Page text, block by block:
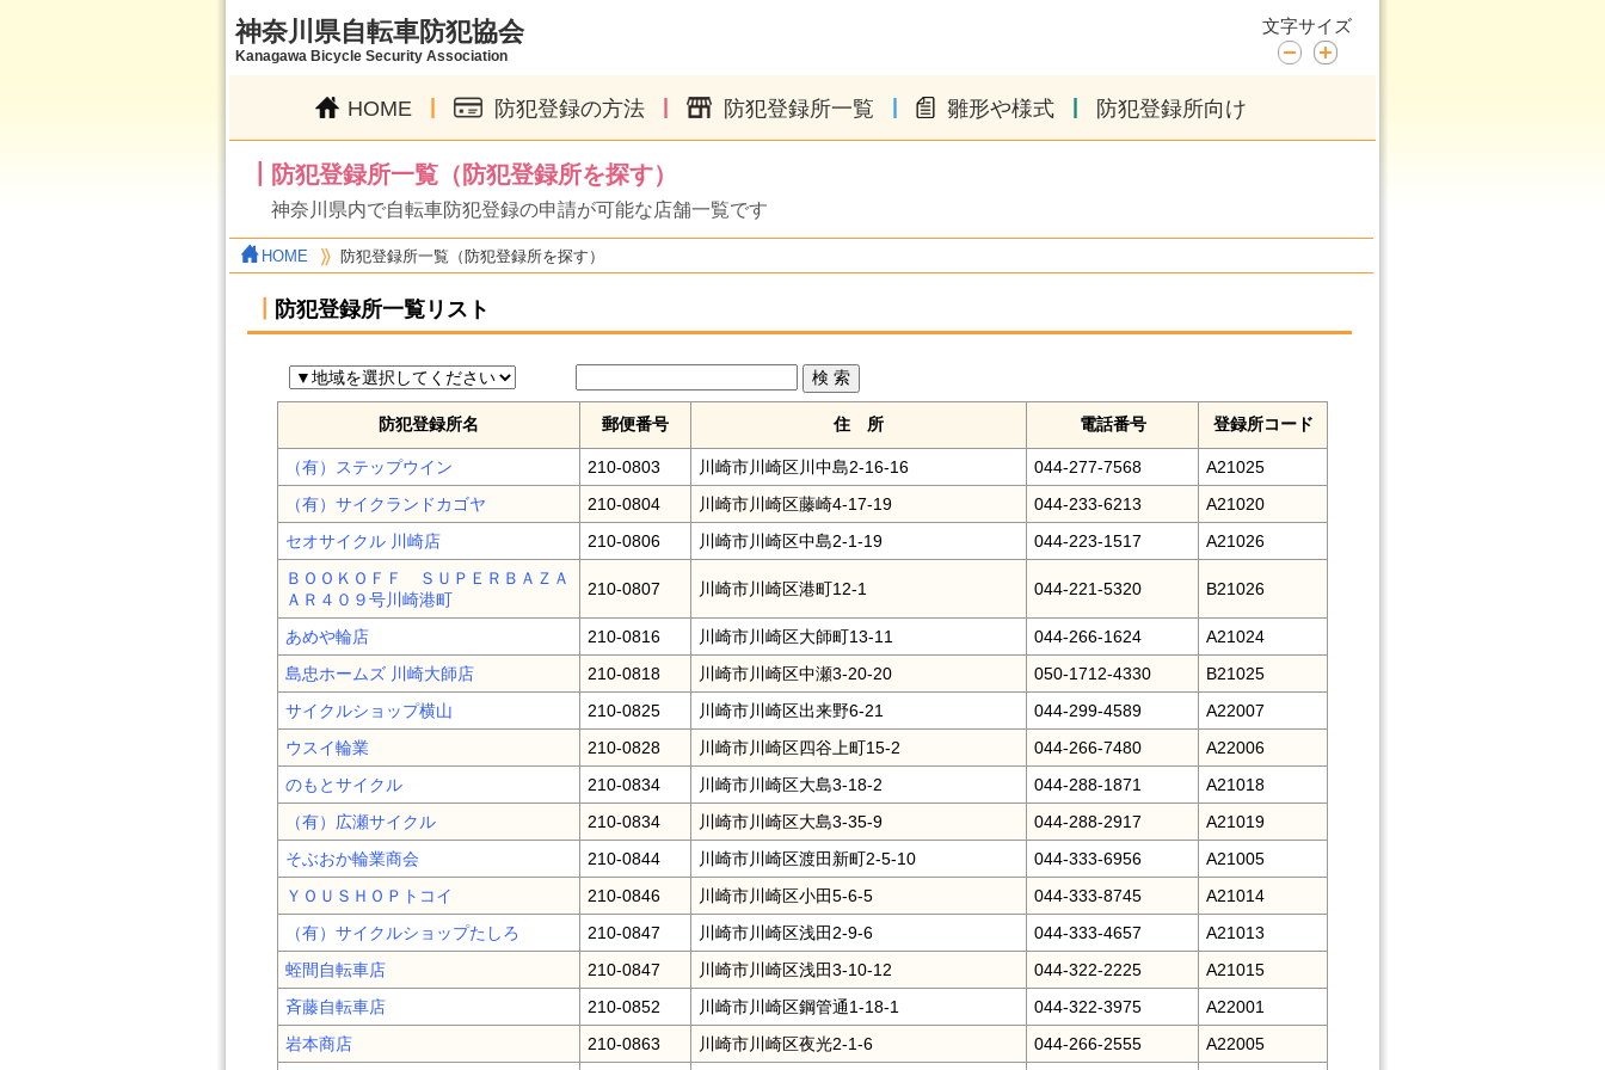
神奈川県自転車防犯協会
Kanagawa Bicycle Security Association
文字サイズ
HOME 防犯登録の方法 防犯登録所一覧 雛形や様式 防犯登録所向け
┃防犯登録所一覧（防犯登録所を探す）
神奈川県内で自転車防犯登録の申請が可能な店舗一覧です
HOME 防犯登録所一覧（防犯登録所を探す）
防犯登録所一覧リスト
検 索
防犯登録所名 郵便番号 住 所 電話番号 登録所コード
（有）ステップウイン 210-0803 川崎市川崎区川中島2-16-16 044-277-7568
A21025
（有）サイクランドカゴヤ
210-0804 川崎市川崎区藤崎4-17-19 044-233-6213
A21020
セオサイクル 川崎店
210-0806 川崎市川崎区中島2-1-19 044-223-1517
A21026
ＢＯＯＫＯＦＦ ＳＵＰＥＲＢＡＺＡ
ＡＲ４０９号川崎港町
210-0807 川崎市川崎区港町12-1 044-221-5320 B21026
あめや輪店 210-0816 川崎市川崎区大師町13-11 044-266-1624
A21024
島忠ホームズ 川崎大師店
210-0818 川崎市川崎区中瀬3-20-20 050-1712-4330
B21025
サイクルショップ横山
210-0825 川崎市川崎区出来野6-21 044-299-4589
A22007
ウスイ輪業
210-0828 川崎市川崎区四谷上町15-2 044-266-7480
A22006
のもとサイクル
210-0834 川崎市川崎区大島3-18-2 044-288-1871
A21018
（有）広瀬サイクル
210-0834 川崎市川崎区大島3-35-9 044-288-2917
A21019
そぶおか輪業商会
210-0844 川崎市川崎区渡田新町2-5-10 044-333-6956
A21005
ＹＯＵＳＨＯＰトコイ
210-0846 川崎市川崎区小田5-6-5 044-333-8745
A21014
（有）サイクルショップたしろ
210-0847 川崎市川崎区浅田2-9-6 044-333-4657
A21013
蛭間自転車店
210-0847 川崎市川崎区浅田3-10-12 044-322-2225
A21015
斉藤自転車店
210-0852 川崎市川崎区鋼管通1-18-1 044-322-3975
A22001
岩本商店
210-0863 川崎市川崎区夜光2-1-6 044-266-2555 A22005